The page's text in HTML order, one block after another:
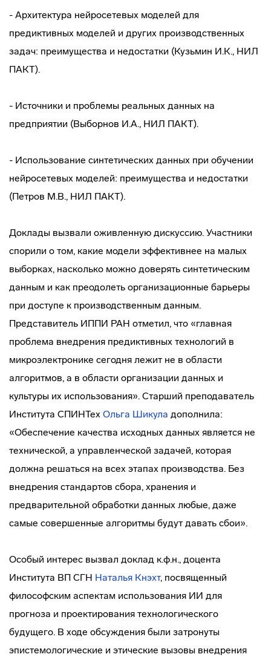
- Архитектура нейросетевых моделей для
предиктивных моделей и других производственных
задач: преимущества и недостатки (Кузьмин И.К., НИЛ
ПАКТ).
- Источники и проблемы реальных данных на
предприятии (Выборнов И.А., НИЛ ПАКТ).
- Использование синтетических данных при обучении
нейросетевых моделей: преимущества и недостатки
(Петров М.В., НИЛ ПАКТ).
Доклады вызвали оживленную дискуссию. Участники
спорили о том, какие модели эффективнее на малых
выборках, насколько можно доверять синтетическим
данным и как преодолеть организационные барьеры
при доступе к производственным данным.
Представитель ИППИ РАН отметил, что «главная
проблема внедрения предиктивных технологий в
микроэлектронике сегодня лежит не в области
алгоритмов, а в области организации данных и
культуры их использования». Старший преподаватель
Института СПИНТех Ольга Шикула дополнила:
«Обеспечение качества исходных данных является не
технической, а управленческой задачей, которая
должна решаться на всех этапах производства. Без
внедрения стандартов сбора, хранения и
предварительной обработки данных любые, даже
самые совершенные алгоритмы будут давать сбои».
Особый интерес вызвал доклад к.ф.н., доцента
Института ВП СГН Наталья Кнэхт, посвященный
философским аспектам использования ИИ для
прогноза и проектирования технологического
будущего. В ходе обсуждения были затронуты
эпистемологические и этические вызовы внедрения